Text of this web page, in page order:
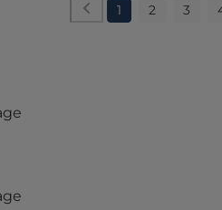
1 2 3